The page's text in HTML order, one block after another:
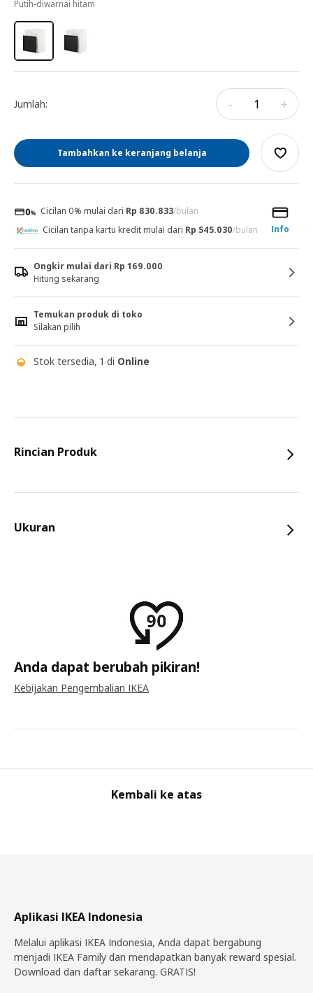
putih-diwarnai hitam
Jumlah: - +
Tambahkan ke keranjang belanja
Cicilan 0% mulai dari Rp 830.833/bulan
Info
Cicilan tanpa kartu kredit mulai dari Rp 545.030/bulan
Ongkir mulai dari Rp 169.000
Hitung sekarang
Temukan produk di toko
Silakan pilih
Stok tersedia, 1 di Online
Rincian Produk
Ukuran
Anda dapat berubah pikiran!
Kebijakan Pengembalian IKEA
Kembali ke atas
Aplikasi IKEA Indonesia
Melalui aplikasi IKEA Indonesia, Anda dapat bergabung
menjadi IKEA Family dan mendapatkan banyak reward spesial.
Download dan daftar sekarang. GRATIS!